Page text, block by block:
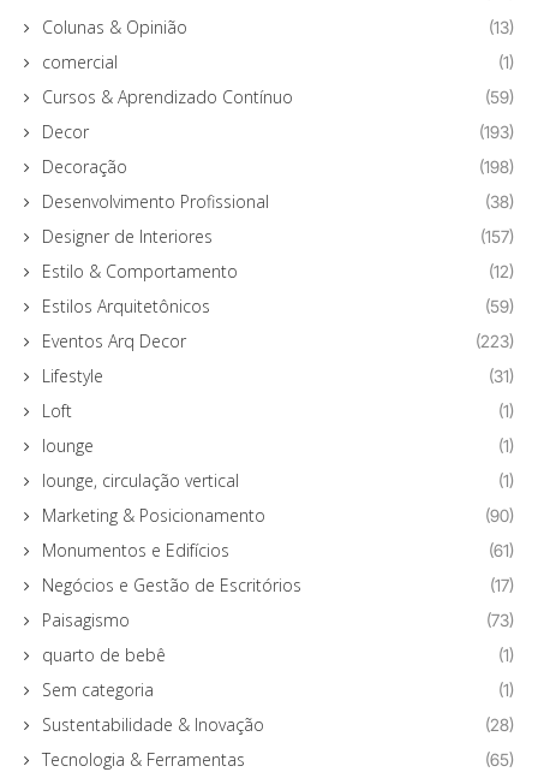
Colunas & Opinião (13)
comercial (1)
Cursos & Aprendizado Contínuo (59)
Decor (193)
Decoração (198)
Desenvolvimento Profissional (38)
Designer de Interiores (157)
Estilo & Comportamento (12)
Estilos Arquitetônicos (59)
Eventos Arq Decor (223)
Lifestyle (31)
Loft (1)
lounge (1)
lounge, circulação vertical (1)
Marketing & Posicionamento (90)
Monumentos e Edifícios (61)
Negócios e Gestão de Escritórios (17)
Paisagismo (73)
quarto de bebê (1)
Sem categoria (1)
Sustentabilidade & Inovação (28)
Tecnologia & Ferramentas (65)